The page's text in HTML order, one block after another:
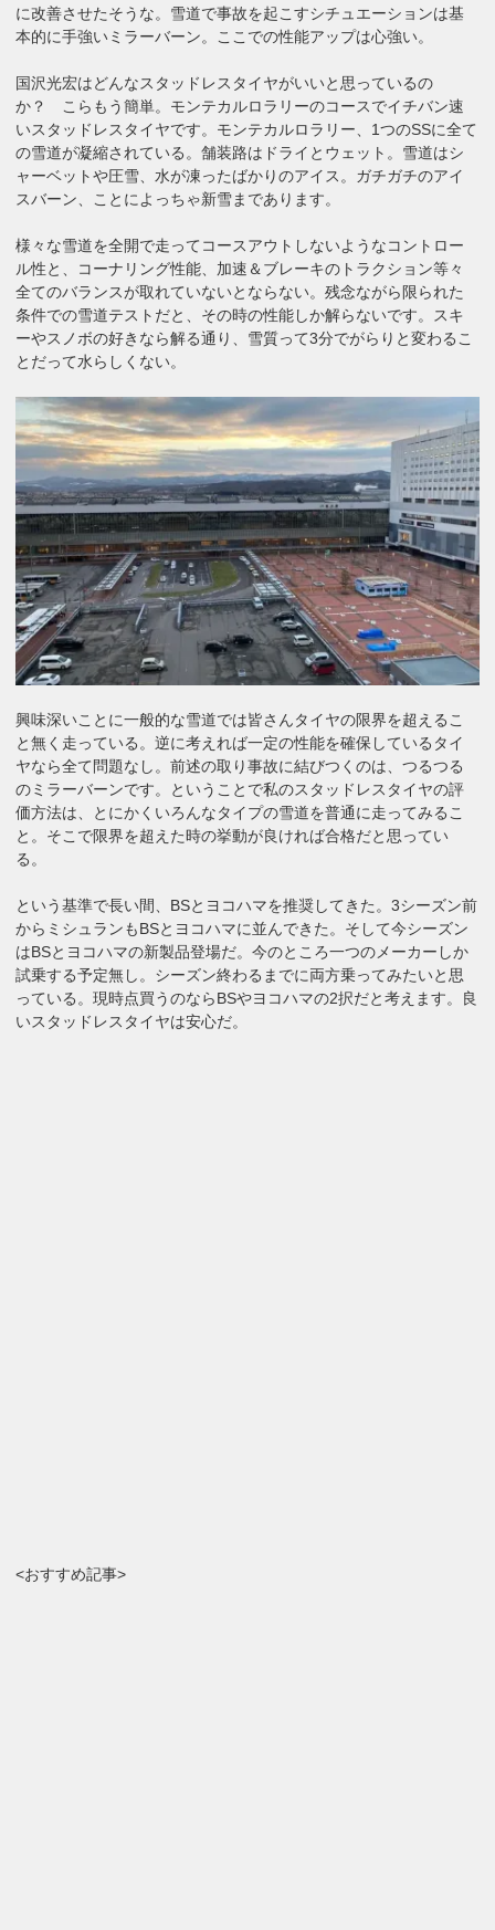
に改善させたそうな。雪道で事故を起こすシチュエーションは基
本的に手強いミラーバーン。ここでの性能アップは心強い。
国沢光宏はどんなスタッドレスタイヤがいいと思っているの
か？ こらもう簡単。モンテカルロラリーのコースでイチバン速
いスタッドレスタイヤです。モンテカルロラリー、1つのSSに全て
の雪道が凝縮されている。舗装路はドライとウェット。雪道はシ
ャーベットや圧雪、水が凍ったばかりのアイス。ガチガチのアイ
スバーン、ことによっちゃ新雪まであります。
様々な雪道を全開で走ってコースアウトしないようなコントロー
ル性と、コーナリング性能、加速＆ブレーキのトラクション等々
全てのバランスが取れていないとならない。残念ながら限られた
条件での雪道テストだと、その時の性能しか解らないです。スキ
ーやスノボの好きなら解る通り、雪質って3分でがらりと変わるこ
とだって水らしくない。
興味深いことに一般的な雪道では皆さんタイヤの限界を超えるこ
と無く走っている。逆に考えれば一定の性能を確保しているタイ
ヤなら全て問題なし。前述の取り事故に結びつくのは、つるつる
のミラーバーンです。ということで私のスタッドレスタイヤの評
価方法は、とにかくいろんなタイプの雪道を普通に走ってみるこ
と。そこで限界を超えた時の挙動が良ければ合格だと思ってい
る。
という基準で長い間、BSとヨコハマを推奨してきた。3シーズン前
からミシュランもBSとヨコハマに並んできた。そして今シーズン
はBSとヨコハマの新製品登場だ。今のところ一つのメーカーしか
試乗する予定無し。シーズン終わるまでに両方乗ってみたいと思
っている。現時点買うのならBSやヨコハマの2択だと考えます。良
いスタッドレスタイヤは安心だ。
<おすすめ記事>